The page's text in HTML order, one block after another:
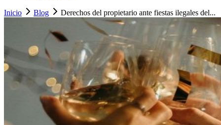
Inicio Blog Derechos del propietario ante fiestas ilegales del...